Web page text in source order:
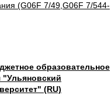
(G06F 7/49,G06F 7/544-
образовательное
(RU)